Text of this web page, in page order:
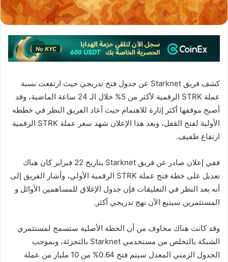
كشف فريق Starknet عن جدول فتح تدريجي حيث ارتفعت نسبة
عملة STRK الرقمية لأكثر من 5% خلال الـ 24 ساعة الماضية، وقد
أصبح موقفها أكثر إثارة للاهتمام حيث أعاد الفريق النظر في خططه
الأولية لفتح القفل، وبعد هذا الإعلان شهد سعر عملة STRK الرقمية
ارتفاع طفيف.
ففي إعلان صادر عن فريق Starknet بتاريخ 22 فبراير كان هناك
تعديل على خطة فتح عملة STRK الرقمية الأولي، وأشار الفريق إلى
أنه بعد النظر في التعليقات فإن جدول الإغلاق للمساهمين الأوائل و
المستثمرين سيتبع الآن نهج تدريجي أكثر.
وقد كانت هناك مخاوف من أن الخطة الأصلية ستسمح لمستثمري
الشبكة بالتخلص من مستخدمي Starknet بالتجزئة، وبموجب
الجدول الزمني المعدل سيتم فتح 0.64% من 10 مليار من عملة